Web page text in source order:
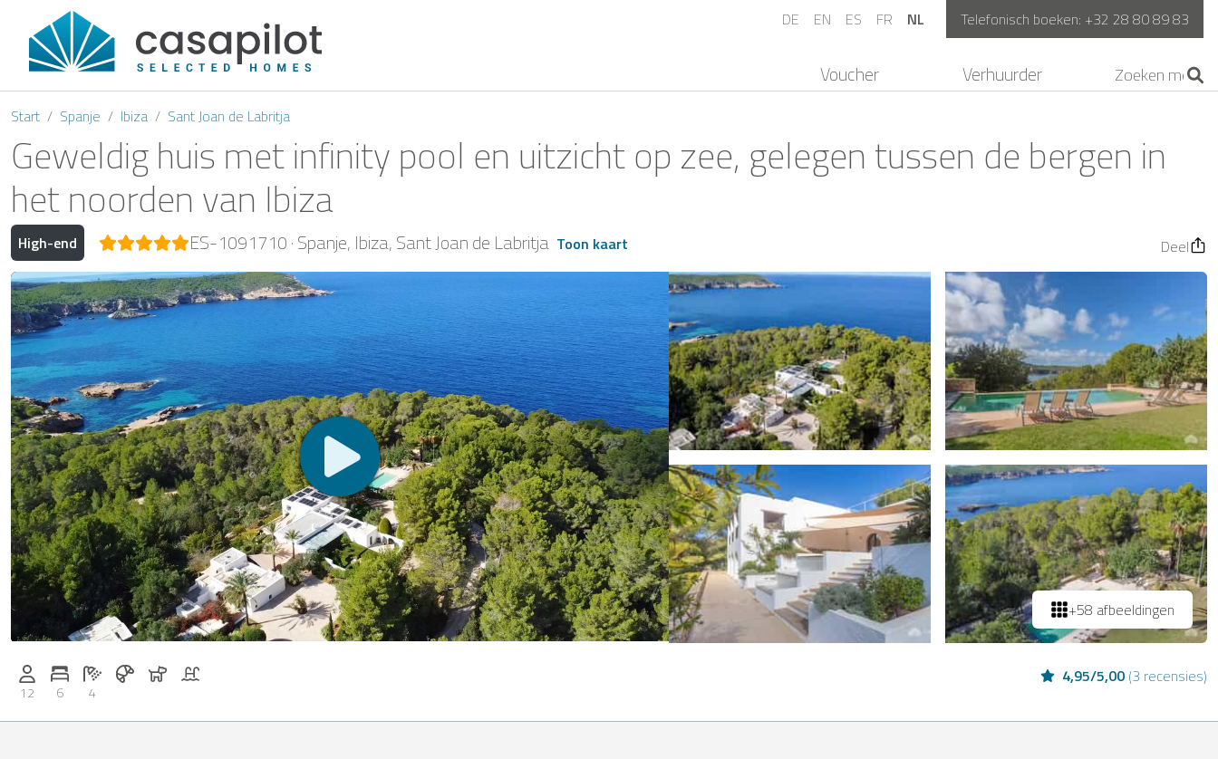
DE EN ES FR NL Telefonisch boeken: +32 28 80 89 83
Voucher Verhuurder
Start Spanje Ibiza Sant Joan de Labritja
Geweldig huis met infinity pool en uitzicht op zee, gelegen tussen de bergen in
het noorden van Ibiza
High-end ES-1091710 Spanje Ibiza Sant Joan de Labritja Toon kaart Deel
+58 afbeeldingen
Personen (max.): 12
12
Aantal slaapkamers: 6
6
Aantal badkamers: 4
4
Ontbijt op aanvraag
Honden toegestaan
Zwembad
4,95/5,00 (3 recensies)